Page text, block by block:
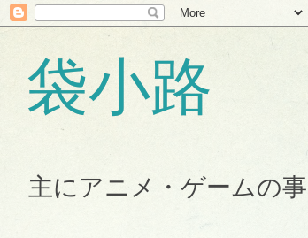
袋小路
主にアニメ・ゲームの